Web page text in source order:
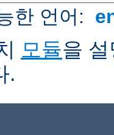
한 언어:
모듈을
.